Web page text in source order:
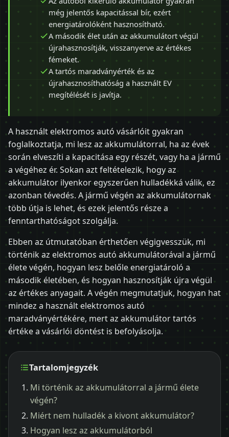
még jelentős kapacitással bír, ezért
energiatárolóként hasznosítható.
A második élet után az akkumulátort végül
újrahasznosítják, visszanyerve az értékes
fémeket.
A tartós maradványérték és az
újrahasznosíthatóság a használt EV
megítélését is javítja.
A használt elektromos autó vásárlóit gyakran
foglalkoztatja, mi lesz az akkumulátorral, ha az évek
során elveszíti a kapacitása egy részét, vagy ha a jármű
a végéhez ér. Sokan azt feltételezik, hogy az
akkumulátor ilyenkor egyszerűen hulladékká válik, ez
azonban tévedés. A jármű végén az akkumulátornak
több útja is lehet, és ezek jelentős része a
fenntarthatóságot szolgálja.
Ebben az útmutatóban érthetően végigvesszük, mi
történik az elektromos autó akkumulátorával a jármű
élete végén, hogyan lesz belőle energiatároló a
második életében, és hogyan hasznosítják újra végül
az értékes anyagait. A végén megmutatjuk, hogyan hat
mindez a használt elektromos autó
maradványértékére, mert az akkumulátor tartós
értéke a vásárlói döntést is befolyásolja.
Tartalomjegyzék
Mi történik az akkumulátorral a jármű élete
végén?
Miért nem hulladék a kivont akkumulátor?
Hogyan lesz az akkumulátorból